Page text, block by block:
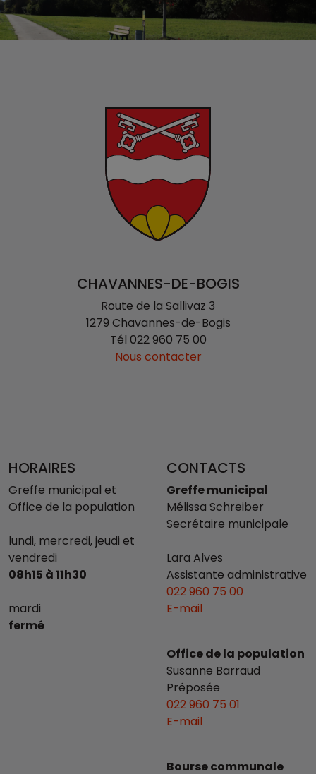
CHAVANNES-DE-BOGIS
Route de la Sallivaz 3
1279 Chavannes-de-Bogis
Tél 022 960 75 00
Nous contacter
HORAIRES
Greffe municipal et
Office de la population
lundi, mercredi, jeudi et
vendredi
08h15 à 11h30
mardi
fermé
CONTACTS
Greffe municipal
Mélissa Schreiber
Secrétaire municipale
Lara Alves
Assistante administrative
022 960 75 00
E-mail
Office de la population
Susanne Barraud
Préposée
022 960 75 01
E-mail
Bourse communale